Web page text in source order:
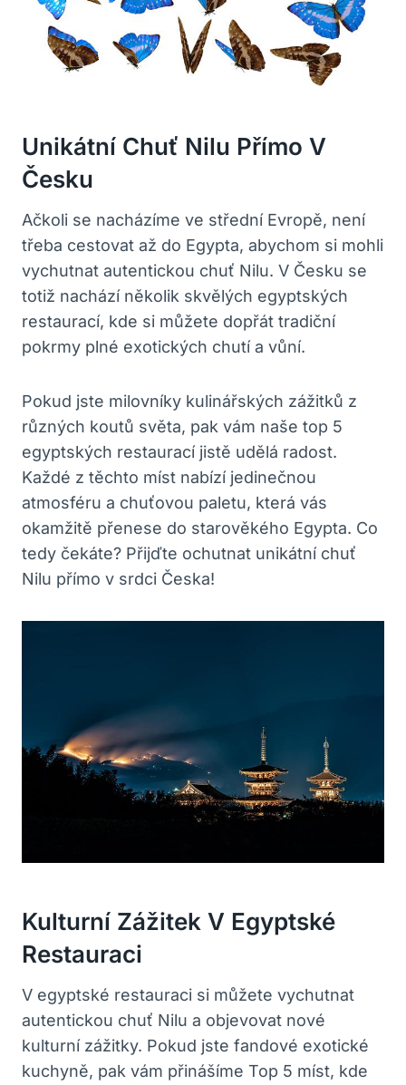
Unikátní Chuť Nilu Přímo V
Česku
Ačkoli se nacházíme ve střední Evropě, není
třeba cestovat až do Egypta, abychom si mohli
vychutnat autentickou chuť Nilu. V Česku se
totiž nachází několik skvělých egyptských
restaurací, kde si můžete dopřát tradiční
pokrmy plné exotických chutí a vůní.
Pokud jste milovníky kulinářských zážitků z
různých koutů světa, pak vám naše top 5
egyptských restaurací jistě udělá radost.
Každé z těchto míst nabízí jedinečnou
atmosféru a chuťovou paletu, která vás
okamžitě přenese do starověkého Egypta. Co
tedy čekáte? Přijďte ochutnat unikátní chuť
Nilu přímo v srdci Česka!
Kulturní Zážitek V Egyptské
Restauraci
V egyptské restauraci si můžete vychutnat
autentickou chuť Nilu a objevovat nové
kulturní zážitky. Pokud jste fandové exotické
kuchyně, pak vám přinášíme Top 5 míst, kde